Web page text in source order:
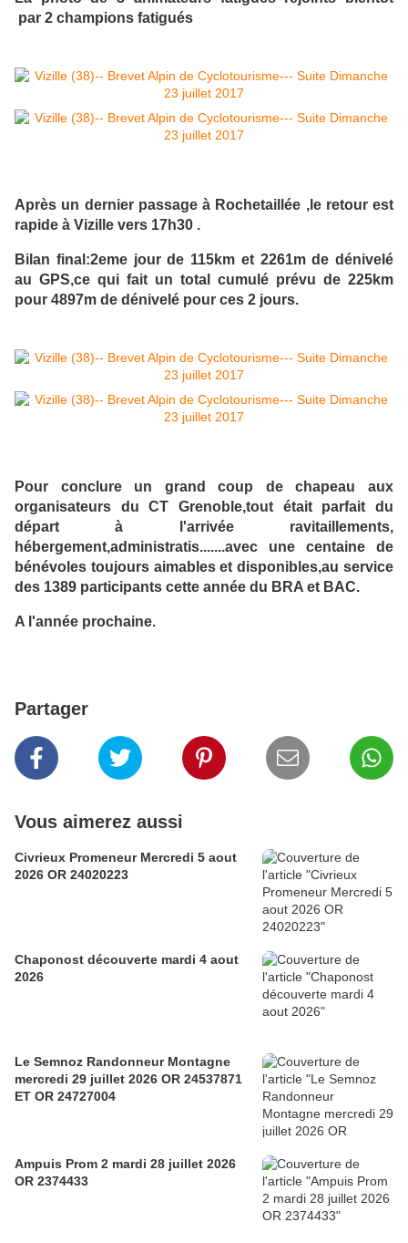
par 2 champions fatigués
Après un dernier passage à Rochetaillée ,le retour est
rapide à Vizille vers 17h30 .
Bilan final:2eme jour de 115km et 2261m de dénivelé
au GPS,ce qui fait un total cumulé prévu de 225km
pour 4897m de dénivelé pour ces 2 jours.
Pour conclure un grand coup de chapeau aux
organisateurs du CT Grenoble,tout était parfait du
départ à l'arrivée ravitaillements,
hébergement,administratis.......avec une centaine de
bénévoles toujours aimables et disponibles,au service
des 1389 participants cette année du BRA et BAC.
A l'année prochaine.
Partager
Vous aimerez aussi
Civrieux Promeneur Mercredi 5 aout
2026 OR 24020223
Chaponost découverte mardi 4 aout
2026
Le Semnoz Randonneur Montagne
mercredi 29 juillet 2026 OR 24537871
ET OR 24727004
Ampuis Prom 2 mardi 28 juillet 2026
OR 2374433